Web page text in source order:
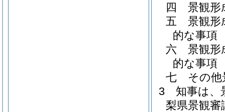
四
景観形
五
景観形
的な事項
六
景観形
的な事項
七
その
3
知事は、
梨県景観